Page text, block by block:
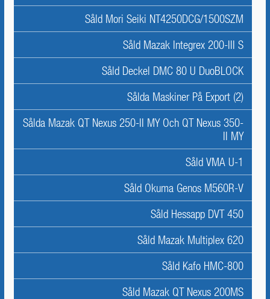
Såld Mori Seiki NT4250DCG/1500SZM
Såld Mazak Integrex 200-III S
Såld Deckel DMC 80 U DuoBLOCK
Sålda Maskiner På Export (2)
Sålda Mazak QT Nexus 250-II MY Och QT Nexus 350-
II MY
Såld VMA U-1
Såld Okuma Genos M560R-V
Såld Hessapp DVT 450
Såld Mazak Multiplex 620
Såld Kafo HMC-800
Såld Mazak QT Nexus 200MS